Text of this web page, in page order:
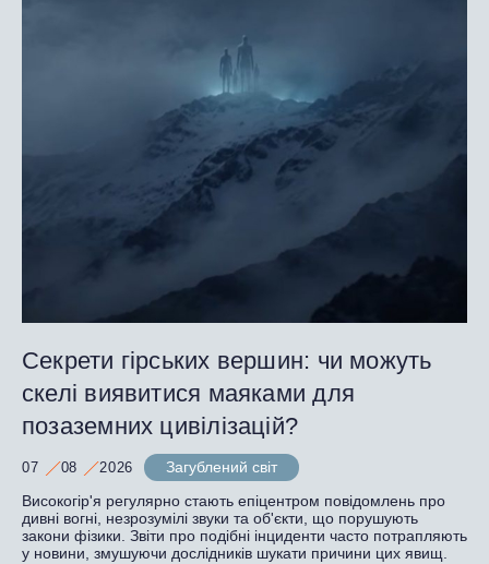
Секрети гірських вершин: чи можуть
скелі виявитися маяками для
позаземних цивілізацій?
07 08 2026
Загублений світ
Високогір'я регулярно стають епіцентром повідомлень про
дивні вогні, незрозумілі звуки та об'єкти, що порушують
закони фізики. Звіти про подібні інциденти часто потрапляють
у новини, змушуючи дослідників шукати причини цих явищ.